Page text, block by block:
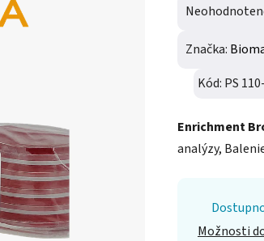
Priemerné
Značka:
Kód: PS
Enrichment
analýzy,
Možnosti